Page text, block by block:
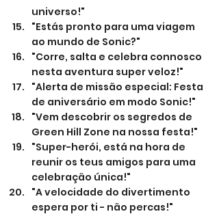
universo!"
"Estás pronto para uma viagem
ao mundo de Sonic?"
"Corre, salta e celebra connosco
nesta aventura super veloz!"
"Alerta de missão especial: Festa
de aniversário em modo Sonic!"
"Vem descobrir os segredos de
Green Hill Zone na nossa festa!"
"Super-herói, está na hora de
reunir os teus amigos para uma
celebração única!"
"A velocidade do divertimento
espera por ti - não percas!"